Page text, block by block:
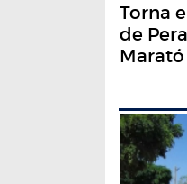
Torna
de
Marató